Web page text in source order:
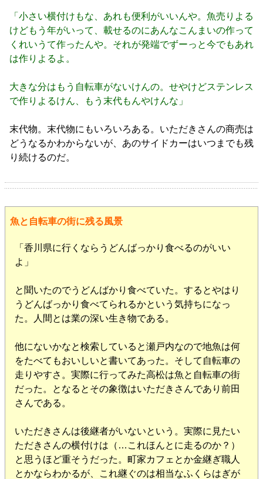
「小さい横付けもな、あれも便利がいいんや。魚売りよる
けどもう年がいって、載せるのにあんなこんまいの作って
くれいうて作ったんや。それが発端でずーっと今でもあれ
は作りよるよ。
大きな分はもう自転車がないけんの。せやけどステンレス
で作りよるけん、もう末代もんやけんな」
末代物。末代物にもいろいろある。いただきさんの商売は
どうなるかわからないが、あのサイドカーはいつまでも残
り続けるのだ。
魚と自転車の街に残る風景
「香川県に行くならうどんばっかり食べるのがいい
よ」
と聞いたのでうどんばかり食べていた。するとやはり
うどんばっかり食べてられるかという気持ちになっ
た。人間とは業の深い生き物である。
他にないかなと検索していると瀬戸内なので地魚は何
をたべてもおいしいと書いてあった。そして自転車の
走りやすさ。実際に行ってみた高松は魚と自転車の街
だった。となるとその象徴はいただきさんであり前田
さんである。
いただきさんは後継者がいないという。実際に見たい
ただきさんの横付けは（…これほんとに走るのか？）
と思うほど重そうだった。町家カフェとか金継ぎ職人
とかならわかるが、これ継ぐのは相当なふくらはぎが